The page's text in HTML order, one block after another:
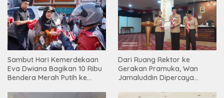
Sambut Hari Kemerdekaan
Eva Dwiana Bagikan 10 Ribu
Bendera Merah Putih ke
Dari Ruang Rektor ke
Gerakan Pramuka, Wan
Jamaluddin Dipercaya